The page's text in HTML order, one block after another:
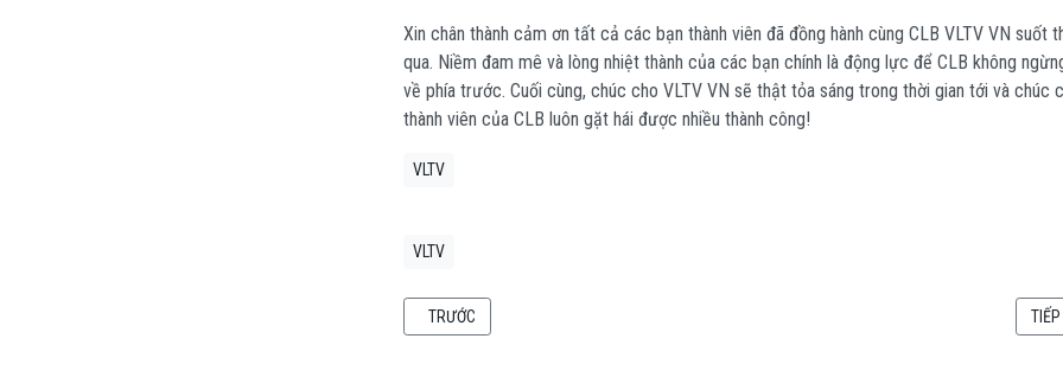
Xin chân thành cảm ơn tất cả các bạn thành viên đã đồng hành cùng CLB VLTV VN suốt
qua. Niềm đam mê và lòng nhiệt thành của các bạn chính là động lực để CLB không
về phía trước. Cuối cùng, chúc cho VLTV VN sẽ thật tỏa sáng trong thời gian tới và chúc
thành viên của CLB luôn gặt hái được nhiều thành công!
VLTV
VLTV
BÀI VIẾT TRƯỚC: VLTV VÀ CLB VẬT LÝ THIÊN VĂN USTH THAM GIA NGÀY HỘI SÁNG TẠO - CÔNG
TRƯỚC BÀI